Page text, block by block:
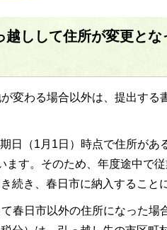
しして住所が変更と
変わる場合以外は、提出する
日（1月1日）時点で住所があ
ます。そのため、年度途中で
続き、春日市に納入すること
春日市以外の住所になった場